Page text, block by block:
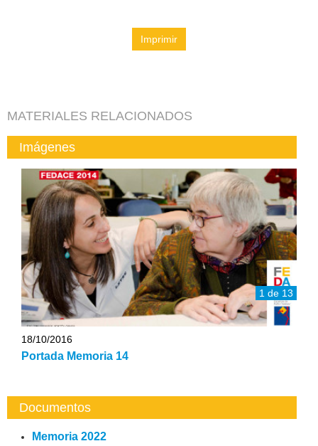
Imprimir
MATERIALES RELACIONADOS
Imágenes
1 de 13
18/10/2016
Portada Memoria 14
Documentos
Memoria 2022